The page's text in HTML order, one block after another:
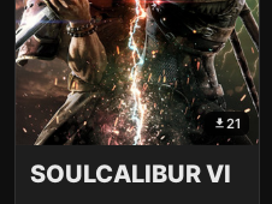
21
SOULCALIBUR VI